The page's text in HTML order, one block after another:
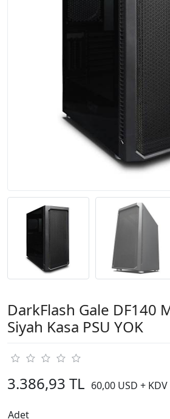
DarkFlash Gale DF140
Siyah Kasa PSU YOK
3.386,93 TL 60,00 USD + KDV
Adet